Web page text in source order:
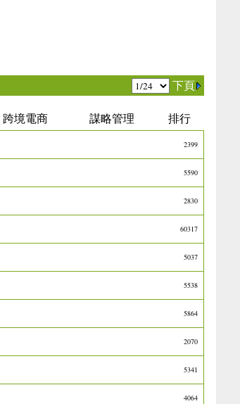
下頁
跨境電商 謀略管理
排行
2399
5590
2830
60317
5037
5538
5864
2070
5341
4064